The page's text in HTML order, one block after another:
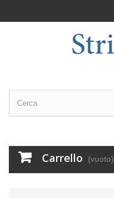
Carrello (vuoto)